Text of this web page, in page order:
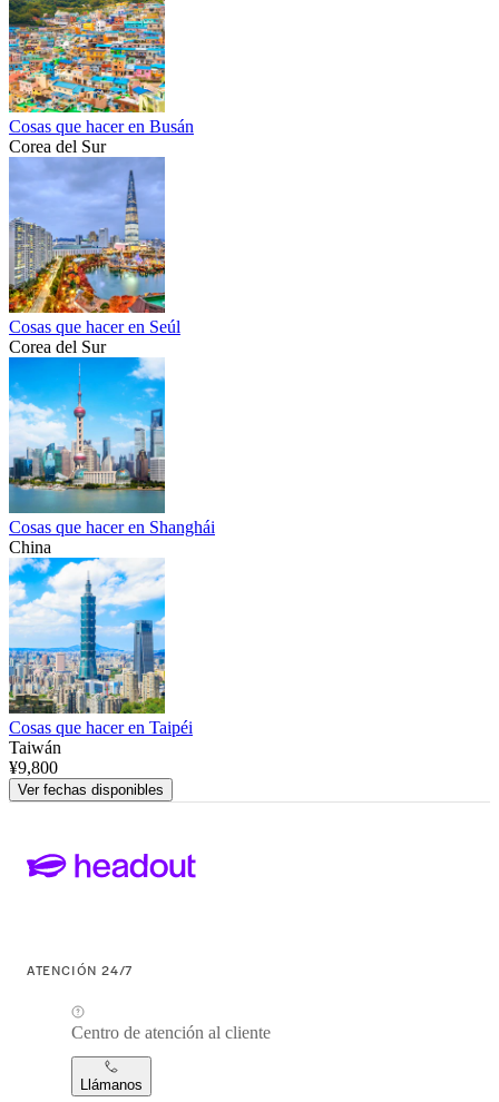
Cosas que hacer en Busán
Corea del Sur
Cosas que hacer en Seúl
Corea del Sur
Cosas que hacer en Shanghái
China
Cosas que hacer en Taipéi
Taiwán
¥9,800
Ver fechas disponibles
ATENCIÓN 24/7
Centro de atención al cliente
Llámanos